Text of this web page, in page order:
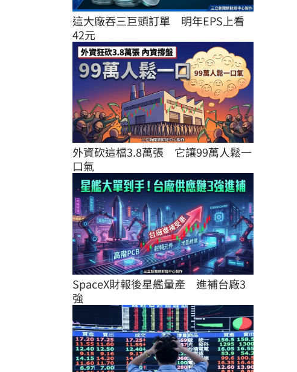
這大廠吞三巨頭訂單　明年EPS上看
42元
外資砍這檔3.8萬張　它讓99萬人鬆一
口氣
SpaceX財報後星艦量產　進補台廠3
強